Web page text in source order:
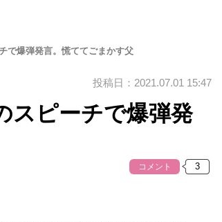
で爆弾発言。慌ててごまかす父
投稿日：2021.07.01 15:47
スピーチで爆弾発
コメント